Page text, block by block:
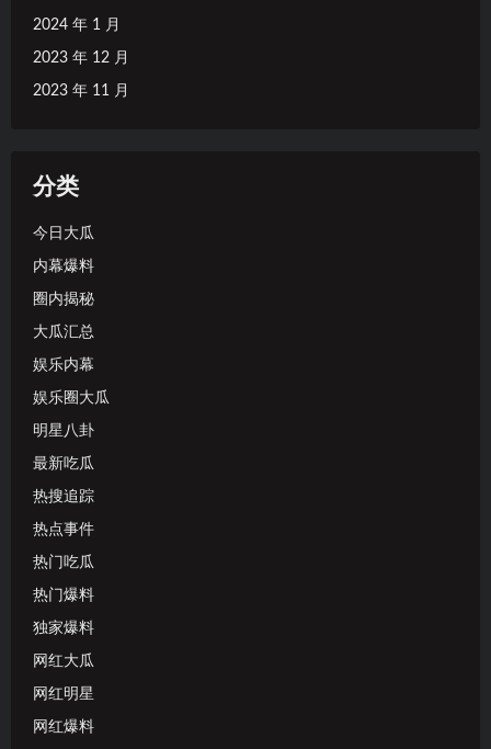
2024 年 1 月
2023 年 12 月
2023 年 11 月
分类
今日大瓜
内幕爆料
圈内揭秘
大瓜汇总
娱乐内幕
娱乐圈大瓜
明星八卦
最新吃瓜
热搜追踪
热点事件
热门吃瓜
热门爆料
独家爆料
网红大瓜
网红明星
网红爆料